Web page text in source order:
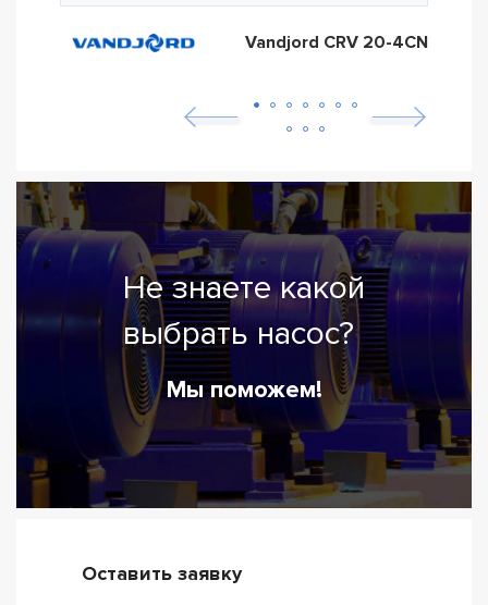
Vandjord CRV 20-4CN
Не знаете какой
выбрать насос?
Мы поможем!
Оставить заявку